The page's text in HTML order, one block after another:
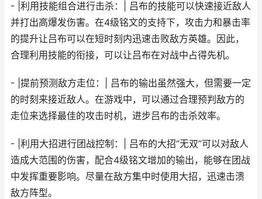
- |利用技能组合进行击杀：| 吕布的技能可以快速接近敌人
并打出高爆发伤害。在4级铭文的支持下，攻击力和暴击率
的提升让吕布可以在短时刻内迅速击败敌方英雄。因此，
合理利用技能的衔接，可以让吕布在对战中占得先机。
- |提前预测敌方走位：| 吕布的输出虽然强大，但需要一定
的时刻来接近敌人。在游戏中，可以通过合理预判敌方的
走位来选择最佳的攻击时机，进步吕布的击杀效率。
- |利用大招进行团战控制：| 吕布的大招“无双”可以对敌人
造成大范围的伤害，配合4级铭文增加的输出，能够在团战
中发挥重要影响。尽量在敌方集中时使用大招，迅速击溃
敌方阵型。